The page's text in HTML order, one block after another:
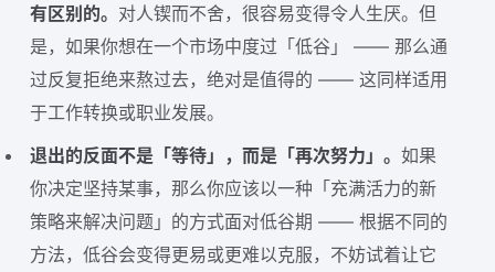
有区别的。 对人锲而不舍，很容易变得令人生厌。但
是，如果你想在一个市场中度过「低谷」 —— 那么通
过反复拒绝来熬过去，绝对是值得的 —— 这同样适用
于工作转换或职业发展。
退出的反面不是「等待」，而是「再次努力」。如果
你决定坚持某事，那么你应该以一种「充满活力的新
策略来解决问题」的方式面对低谷期 —— 根据不同的
方法，低谷会变得更易或更难以克服，不妨试着让它